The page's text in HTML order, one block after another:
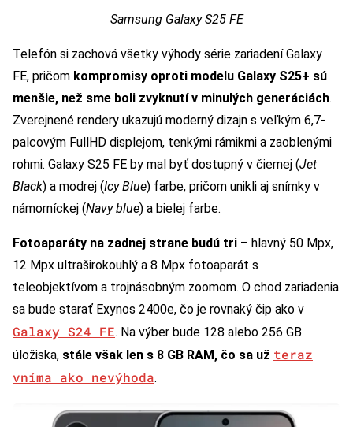
Samsung Galaxy S25 FE
Telefón si zachová všetky výhody série zariadení Galaxy
FE, pričom kompromisy oproti modelu Galaxy S25+ sú
menšie, než sme boli zvyknutí v minulých generáciách.
Zverejnené rendery ukazujú moderný dizajn s veľkým 6,7-
palcovým FullHD displejom, tenkými rámikmi a zaoblenými
rohmi. Galaxy S25 FE by mal byť dostupný v čiernej (Jet
Black) a modrej (Icy Blue) farbe, pričom unikli aj snímky v
námorníckej (Navy blue) a bielej farbe.
Fotoaparáty na zadnej strane budú tri – hlavný 50 Mpx,
12 Mpx ultraširokouhlý a 8 Mpx fotoaparát s
teleobjektívom a trojnásobným zoomom. O chod zariadenia
sa bude starať Exynos 2400e, čo je rovnaký čip ako v
Galaxy S24 FE. Na výber bude 128 alebo 256 GB
úložiska, stále však len s 8 GB RAM, čo sa už teraz
vníma ako nevýhoda.